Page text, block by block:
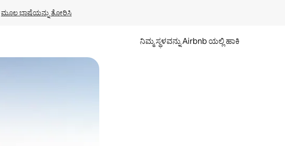
ಮೂಲ ಭಾಷೆಯನ್ನು ತೋರಿಸಿ
ನಿಮ್ಮ ಸ್ಥಳವನ್ನು Airbnb ಯಲ್ಲಿ ಹಾಕಿ